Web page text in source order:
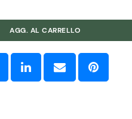
AGG. AL CARRELLO